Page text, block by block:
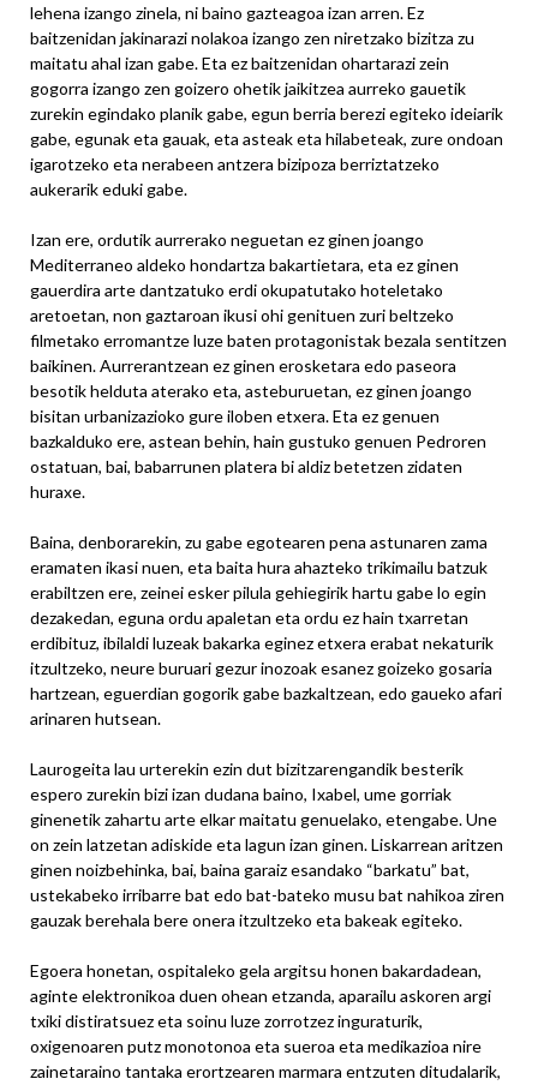
lehena izango zinela, ni baino gazteagoa izan arren. Ez
baitzenidan jakinarazi nolakoa izango zen niretzako bizitza zu
maitatu ahal izan gabe. Eta ez baitzenidan ohartarazi zein
gogorra izango zen goizero ohetik jaikitzea aurreko gauetik
zurekin egindako planik gabe, egun berria berezi egiteko ideiarik
gabe, egunak eta gauak, eta asteak eta hilabeteak, zure ondoan
igarotzeko eta nerabeen antzera bizipoza berriztatzeko
aukerarik eduki gabe.
Izan ere, ordutik aurrerako neguetan ez ginen joango
Mediterraneo aldeko hondartza bakartietara, eta ez ginen
gauerdira arte dantzatuko erdi okupatutako hoteletako
aretoetan, non gaztaroan ikusi ohi genituen zuri beltzeko
filmetako erromantze luze baten protagonistak bezala sentitzen
baikinen. Aurrerantzean ez ginen erosketara edo paseora
besotik helduta aterako eta, asteburuetan, ez ginen joango
bisitan urbanizazioko gure iloben etxera. Eta ez genuen
bazkalduko ere, astean behin, hain gustuko genuen Pedroren
ostatuan, bai, babarrunen platera bi aldiz betetzen zidaten
huraxe.
Baina, denborarekin, zu gabe egotearen pena astunaren zama
eramaten ikasi nuen, eta baita hura ahazteko trikimailu batzuk
erabiltzen ere, zeinei esker pilula gehiegirik hartu gabe lo egin
dezakedan, eguna ordu apaletan eta ordu ez hain txarretan
erdibituz, ibilaldi luzeak bakarka eginez etxera erabat nekaturik
itzultzeko, neure buruari gezur inozoak esanez goizeko gosaria
hartzean, eguerdian gogorik gabe bazkaltzean, edo gaueko afari
arinaren hutsean.
Laurogeita lau urterekin ezin dut bizitzarengandik besterik
espero zurekin bizi izan dudana baino, Ixabel, ume gorriak
ginenetik zahartu arte elkar maitatu genuelako, etengabe. Une
on zein latzetan adiskide eta lagun izan ginen. Liskarrean aritzen
ginen noizbehinka, bai, baina garaiz esandako “barkatu” bat,
ustekabeko irribarre bat edo bat-bateko musu bat nahikoa ziren
gauzak berehala bere onera itzultzeko eta bakeak egiteko.
Egoera honetan, ospitaleko gela argitsu honen bakardadean,
aginte elektronikoa duen ohean etzanda, aparailu askoren argi
txiki distiratsuez eta soinu luze zorrotzez inguraturik,
oxigenoaren putz monotonoa eta sueroa eta medikazioa nire
zainetaraino tantaka erortzearen marmara entzuten ditudalarik,